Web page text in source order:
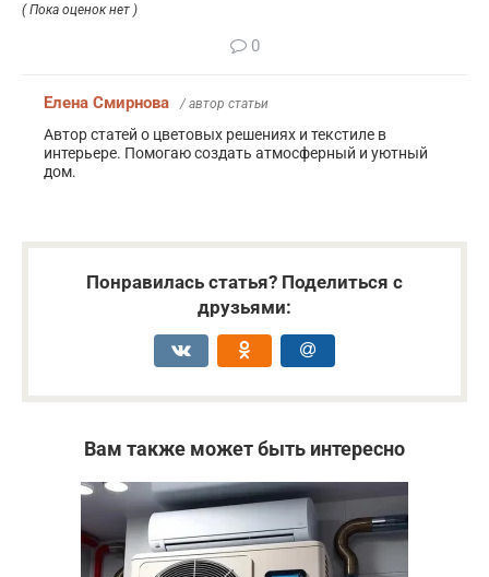
( Пока оценок нет )
0
Елена Смирнова / автор статьи
Автор статей о цветовых решениях и текстиле в
интерьере. Помогаю создать атмосферный и уютный
дом.
Понравилась статья? Поделиться с
друзьями:
Вам также может быть интересно